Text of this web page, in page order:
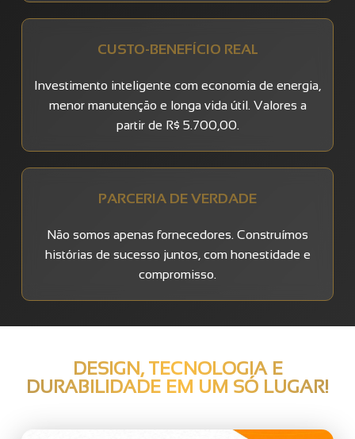
CUSTO-BENEFÍCIO REAL
Investimento inteligente com economia de energia,
menor manutenção e longa vida útil. Valores a
partir de R$ 5.700,00.
PARCERIA DE VERDADE
Não somos apenas fornecedores. Construímos
histórias de sucesso juntos, com honestidade e
compromisso.
DESIGN, TECNOLOGIA E
DURABILIDADE EM UM SÓ LUGAR!